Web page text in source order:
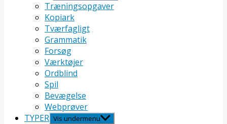
Træningsopgaver
Kopiark
Tværfagligt
Grammatik
Forsøg
Værktøjer
Ordblind
Spil
Bevægelse
Webprøver
TYPER Vis undermenu